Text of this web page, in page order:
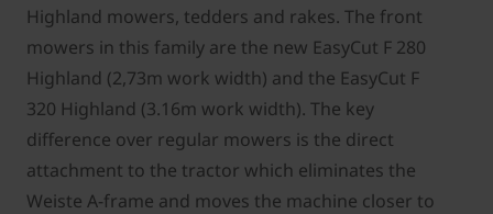
Highland mowers, tedders and rakes. The front
mowers in this family are the new EasyCut F 280
Highland (2,73m work width) and the EasyCut F
320 Highland (3.16m work width). The key
difference over regular mowers is the direct
attachment to the tractor which eliminates the
Weiste A-frame and moves the machine closer to